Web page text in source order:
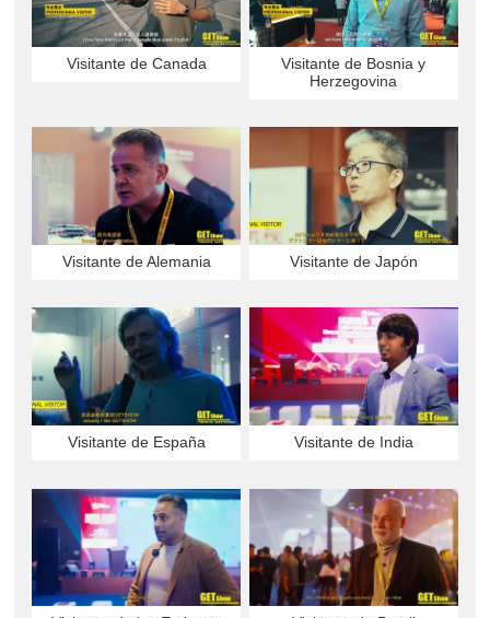
Visitante de Canada
Visitante de Bosnia y
Herzegovina
Visitante de Alemania Visitante de Japón
Visitante de España Visitante de India